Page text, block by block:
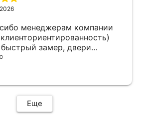
менеджерам компании
замер, двери
По доставке
могу указать удобный для
времени, а не ждать весь
не отметить качественный
спасибо мастеру Антону за
Еще